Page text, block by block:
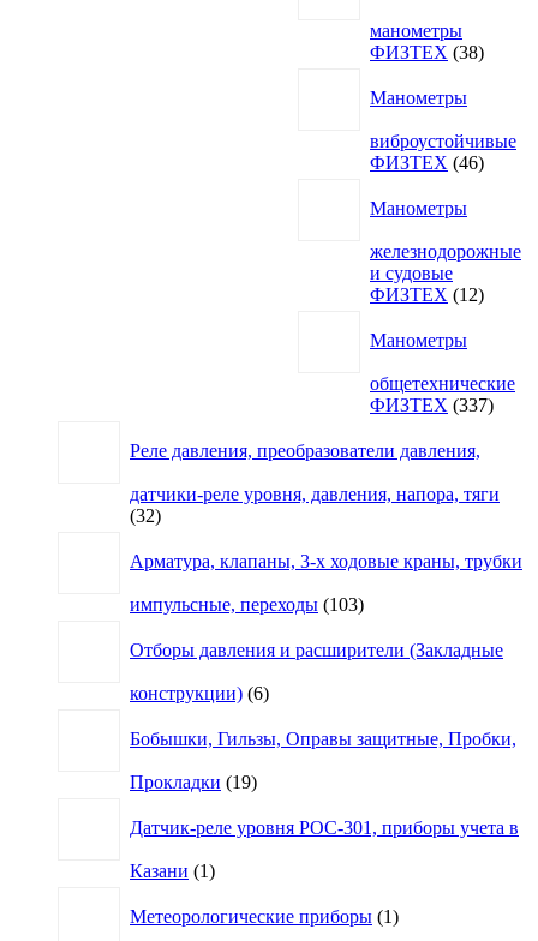
манометры
ФИЗТЕХ 3838
Манометры
виброустойчивые
ФИЗТЕХ 4646
Манометры
железнодорожные
и судовые
ФИЗТЕХ
1212
Манометры
общетехнические
ФИЗТЕХ 337337
Реле давления, преобразователи давления,
датчики-реле уровня, давления, напора, тяги
3232
Арматура, клапаны, 3-х ходовые краны, трубки
импульсные, переходы 103103
Отборы давления и расширители (Закладные
конструкции) 66
Бобышки, Гильзы, Оправы защитные, Пробки,
Прокладки 1919
Датчик-реле уровня РОС-301, приборы учета в
Казани 11
Метеорологические приборы 1товар